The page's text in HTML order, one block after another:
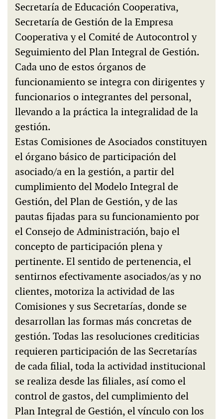
Secretaría de Educación Cooperativa,
Secretaría de Gestión de la Empresa
Cooperativa y el Comité de Autocontrol y
Seguimiento del Plan Integral de Gestión.
Cada uno de estos órganos de
funcionamiento se integra con dirigentes y
funcionarios o integrantes del personal,
llevando a la práctica la integralidad de la
gestión.
Estas Comisiones de Asociados constituyen
el órgano básico de participación del
asociado/a en la gestión, a partir del
cumplimiento del Modelo Integral de
Gestión, del Plan de Gestión, y de las
pautas fijadas para su funcionamiento por
el Consejo de Administración, bajo el
concepto de participación plena y
pertinente. El sentido de pertenencia, el
sentirnos efectivamente asociados/as y no
clientes, motoriza la actividad de las
Comisiones y sus Secretarías, donde se
desarrollan las formas más concretas de
gestión. Todas las resoluciones crediticias
requieren participación de las Secretarías
de cada filial, toda la actividad institucional
se realiza desde las filiales, así como el
control de gastos, del cumplimiento del
Plan Integral de Gestión, el vínculo con los